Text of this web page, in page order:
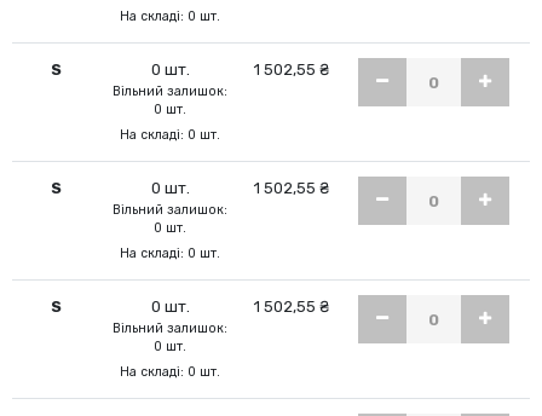
На складі: 0 шт.
S 0 шт.
Вільний залишок:
0 шт.
На складі: 0 шт.
1 502,55 ₴
S 0 шт.
Вільний залишок:
0 шт.
На складі: 0 шт.
1 502,55 ₴
S 0 шт.
Вільний залишок:
0 шт.
На складі: 0 шт.
1 502,55 ₴